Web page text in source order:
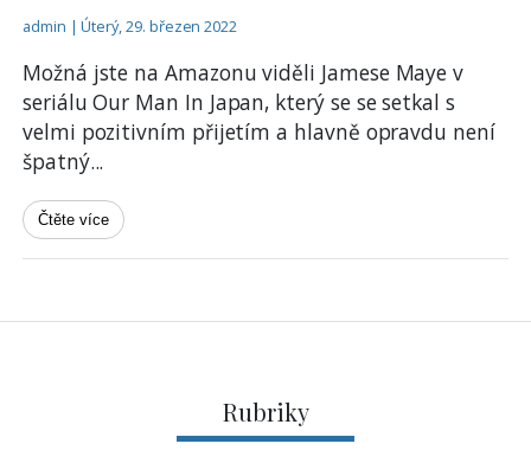
admin | Úterý, 29. březen 2022
Možná jste na Amazonu viděli Jamese Maye v
seriálu Our Man In Japan, který se se setkal s
velmi pozitivním přijetím a hlavně opravdu není
špatný...
Čtěte více
Rubriky